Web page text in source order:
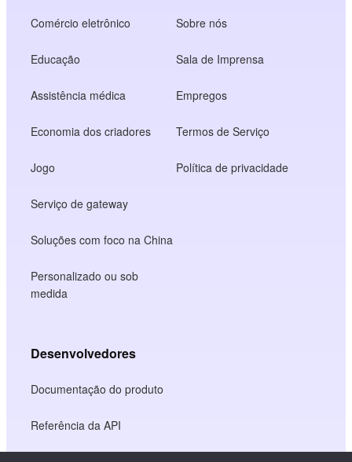
Comércio eletrônico
Educação
Assistência médica
Economia dos criadores
Jogo
Serviço de gateway
Soluções com foco na China
Personalizado ou sob
medida
Sobre nós
Sala de Imprensa
Empregos
Termos de Serviço
Política de privacidade
Desenvolvedores
Documentação do produto
Referência da API